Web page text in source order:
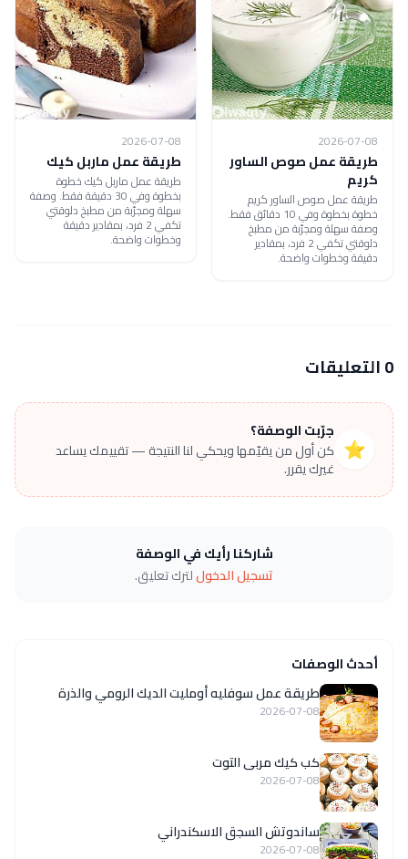
2026-07-08
طريقة عمل صوص الساور
كريم
طريقة عمل صوص الساور كريم
خطوة بخطوة وفي 10 دقائق فقط.
وصفة سهلة ومجرّبة من مطبخ
دلوقتي تكفي 2 فرد، بمقادير
دقيقة وخطوات واضحة.
2026-07-08
طريقة عمل ماربل كيك
طريقة عمل ماربل كيك خطوة
بخطوة وفي 30 دقيقة فقط. وصفة
سهلة ومجرّبة من مطبخ دلوقتي
تكفي 2 فرد، بمقادير دقيقة
وخطوات واضحة.
0 التعليقات
⭐
جرّبت الوصفة؟
كن أول من يقيّمها ويحكي لنا النتيجة — تقييمك يساعد
غيرك يقرر.
شاركنا رأيك في الوصفة
تسجيل الدخوللترك تعليق.
أحدث الوصفات
طريقة عمل سوفليه أومليت الديك الرومي والذرة
2026-07-08
كب كيك مربى التوت
2026-07-08
ساندوتش السجق الاسكندراني
2026-07-08